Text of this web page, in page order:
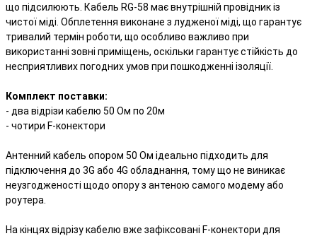
що підсилюють. Кабель RG-58 має внутрішній провідник із
чистої міді. Обплетення виконане з лудженої міді, що гарантує
тривалий термін роботи, що особливо важливо при
використанні зовні приміщень, оскільки гарантує стійкість до
несприятливих погодних умов при пошкодженні ізоляції.
- два відрізи кабелю 50 Ом по 20м
- чотири F-конектори
Антенний кабель опором 50 Ом ідеально підходить для
підключення до 3G або 4G обладнання, тому що не виникає
неузгодженості щодо опору з антеною самого модему або
На кінцях відрізу кабелю вже зафіксовані F-конектори для